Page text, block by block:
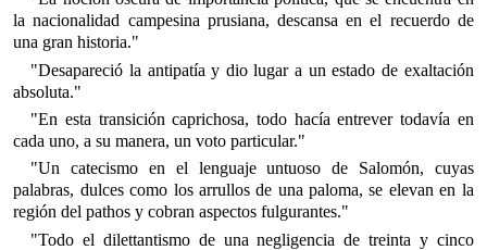
la nacionalidad campesina prusiana, descansa en el recuerdo de
una gran historia."
"Desapareció la antipatía y dio lugar a un estado de exaltación
absoluta."
"En esta transición caprichosa, todo hacía entrever todavía en
cada uno, a su manera, un voto particular."
"Un catecismo en el lenguaje untuoso de Salomón, cuyas
palabras, dulces como los arrullos de una paloma, se elevan en la
región del pathos y cobran aspectos fulgurantes."
"Todo el dilettantismo de una negligencia de treinta y cinco